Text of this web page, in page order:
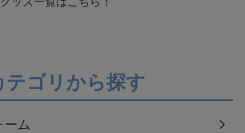
テゴリから探す
ーム